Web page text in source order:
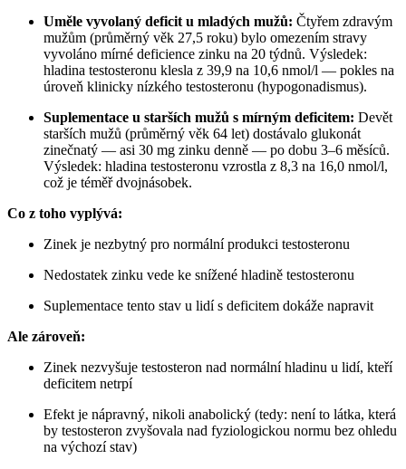
Uměle vyvolaný deficit u mladých mužů: Čtyřem zdravým
mužům (průměrný věk 27,5 roku) bylo omezením stravy
vyvoláno mírné deficience zinku na 20 týdnů. Výsledek:
hladina testosteronu klesla z 39,9 na 10,6 nmol/l — pokles na
úroveň klinicky nízkého testosteronu (hypogonadismus).
Suplementace u starších mužů s mírným deficitem: Devět
starších mužů (průměrný věk 64 let) dostávalo glukonát
zinečnatý — asi 30 mg zinku denně — po dobu 3–6 měsíců.
Výsledek: hladina testosteronu vzrostla z 8,3 na 16,0 nmol/l,
což je téměř dvojnásobek.
Co z toho vyplývá:
Zinek je nezbytný pro normální produkci testosteronu
Nedostatek zinku vede ke snížené hladině testosteronu
Suplementace tento stav u lidí s deficitem dokáže napravit
Ale zároveň:
Zinek nezvyšuje testosteron nad normální hladinu u lidí, kteří
deficitem netrpí
Efekt je nápravný, nikoli anabolický (tedy: není to látka, která
by testosteron zvyšovala nad fyziologickou normu bez ohledu
na výchozí stav)